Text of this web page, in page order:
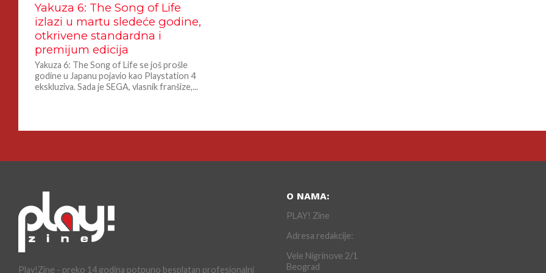
Yakuza 6: The Song of Life
izlazi u martu sledeće godine,
otkrivene standardna i
premijum edicija
Yakuza 6: The Song of Life se još prošle
godine u Japanu pojavio kao Playstation 4
ekskluziva. Sada je SEGA, vlasnik franšize,...
Play!Zine - preko 14 godina potpuno besplatan profesionalni
O NAMA:
PLAY! Zine
Adresa redakcije:
Vele Nigrinove 2/1
Beograd